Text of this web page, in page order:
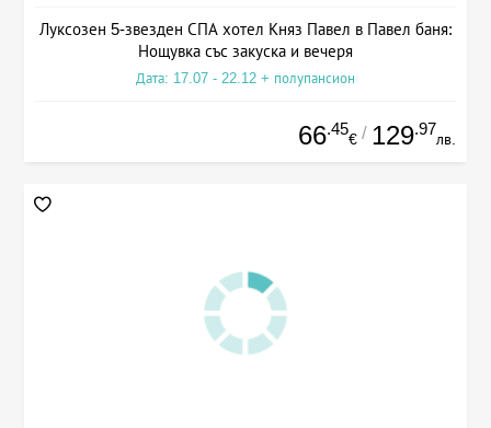
Луксозен 5-звезден СПА хотел Княз Павел в Павел баня:
Нощувка със закуска и вечеря
Дата: 17.07 - 22.12 + полупансион
66.45
€ / 129.97
лв.